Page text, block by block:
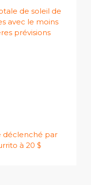
de soleil de
avec le moins
prévisions
déclenché par
à 20 $